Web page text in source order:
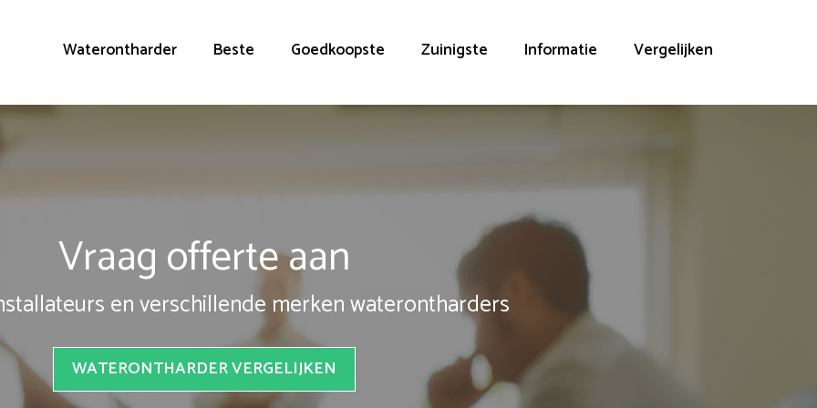
Waterontharder Beste Goedkoopste Zuinigste Informatie Vergelijken
Vraag offerte aan
en verschillende merken waterontharders
WATERONTHARDER VERGELIJKEN